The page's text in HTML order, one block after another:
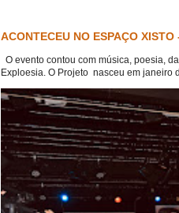
ACONTECEU NO ESPAÇO
O evento contou com música, poesia,
Exploesia. O Projeto nasceu em janeiro